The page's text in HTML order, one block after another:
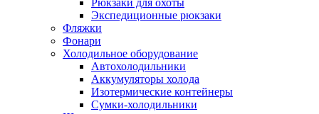
Рюкзаки для охоты
Экспедиционные рюкзаки
Фляжки
Фонари
Холодильное оборудование
Автохолодильники
Аккумуляторы холода
Изотермические контейнеры
Сумки-холодильники